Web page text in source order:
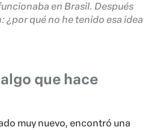
en Brasil. Después
¿por qué no he tenido esa idea
que hace
muy nuevo, encontró una